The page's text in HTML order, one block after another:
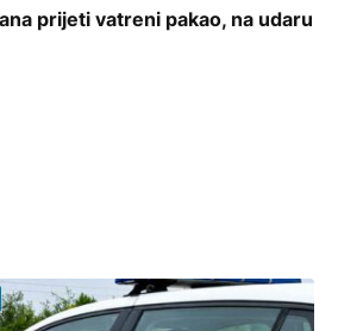
prijeti vatreni pakao, na udaru